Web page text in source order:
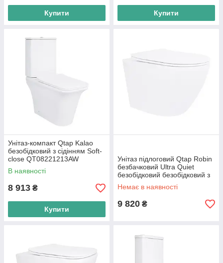
Купити Купити
Унітаз-компакт Qtap Kalao
безобідковий з сідінням Soft-
close QT08221213AW
В наявності
8 913 ₴
Купити
Унітаз підлоговий Qtap Robin
безбачковий Ultra Quiet
безобідковий безобідковий з
сидінням Soft-close WHITE
Немає в наявності
9 820 ₴